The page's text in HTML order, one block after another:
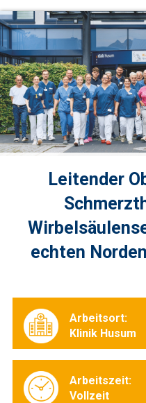
Leitender
echten
Arbeitsort:
Klinik Husum
Arbeitszeit:
Vollzeit